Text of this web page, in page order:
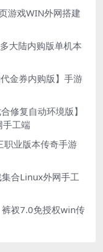
游戏WIN外网搭建
大陆内购版单机本
金券内购版】手游
修复自动环境版】
工端
职业版本传奇手游
合Linux外网手工
衩7.0免授权win传